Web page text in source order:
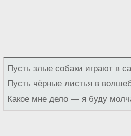
Пусть злые собаки играют в
Пусть чёрные листья в
Какое мне дело — я буду